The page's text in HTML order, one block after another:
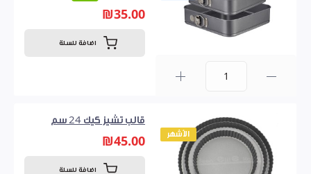
₪35.00
اضافة للسلة
الأشهر
قالب تشيز كيك 24 سم
₪45.00
اضافة للسلة